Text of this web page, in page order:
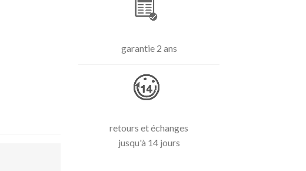
garantie 2 ans
retours et échanges
jusqu'à 14 jours